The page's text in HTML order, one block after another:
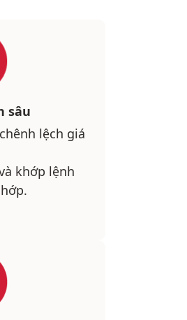
sâu
lệch giá
khớp lệnh